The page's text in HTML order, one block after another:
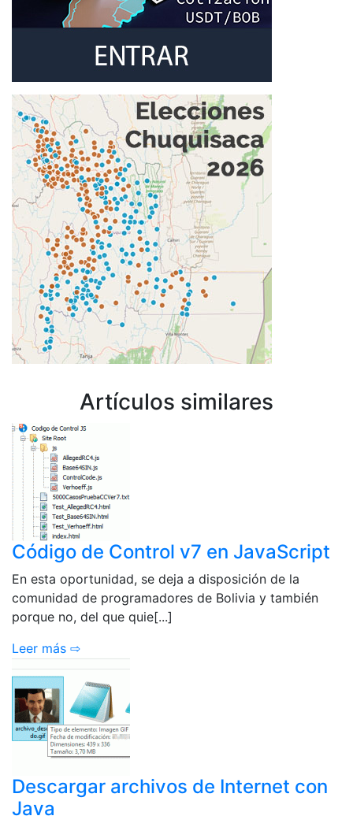
Artículos similares
Código de Control v7 en JavaScript
En esta oportunidad, se deja a disposición de la
comunidad de programadores de Bolivia y también
porque no, del que quie[...]
Leer más ⇨
Descargar archivos de Internet con
Java